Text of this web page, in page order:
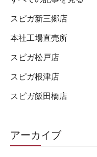
スピガ新三郷店
本社工場直売所
スピガ松戸店
スピガ根津店
スピガ飯田橋店
アーカイブ